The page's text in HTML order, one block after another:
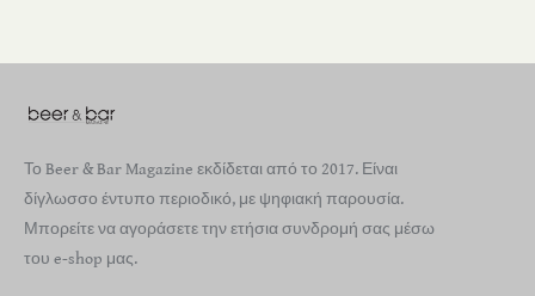
Το Beer & Bar Magazine εκδίδεται από το 2017. Είναι
δίγλωσσο έντυπο περιοδικό, με ψηφιακή παρουσία.
Μπορείτε να αγοράσετε την ετήσια συνδρομή σας μέσω
του e-shop μας.